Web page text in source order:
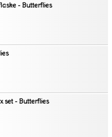
- Butterflies
set - Butterflies